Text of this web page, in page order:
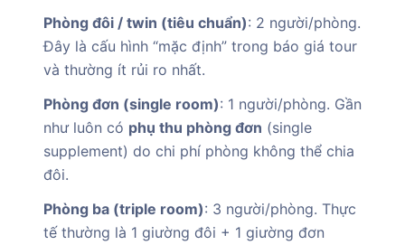
Phòng đôi / twin (tiêu chuẩn): 2 người/phòng.
Đây là cấu hình “mặc định” trong báo giá tour
và thường ít rủi ro nhất.
Phòng đơn (single room): 1 người/phòng. Gần
như luôn có phụ thu phòng đơn (single
supplement) do chi phí phòng không thể chia
đôi.
Phòng ba (triple room): 3 người/phòng. Thực
tế thường là 1 giường đôi + 1 giường đơn